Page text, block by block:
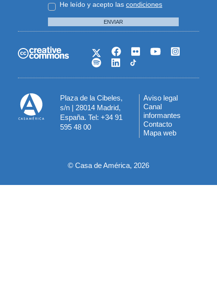
He leído y acepto las condiciones
ENVIAR
Plaza de la Cibeles,
s/n | 28014 Madrid,
España. Tel: +34 91
595 48 00
Menú
del
pie
Aviso legal
Canal
informantes
Contacto
Mapa web
© Casa de América, 2026